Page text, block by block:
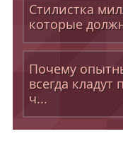
Стилистка
которые
Почему
всегда
ч...